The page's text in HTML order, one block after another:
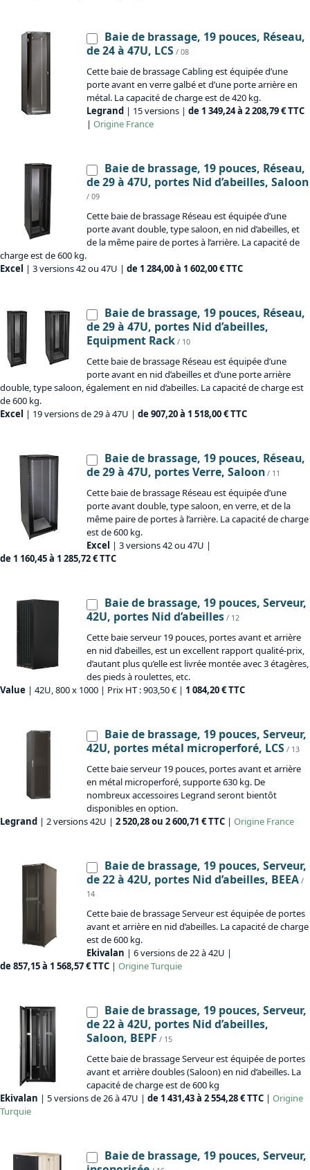
Baie de brassage, 19 pouces, Réseau,
de 24 à 47U, LCS / 08
Cette baie de brassage Cabling est équipée d’une
porte avant en verre galbé et d’une porte arrière en
métal. La capacité de charge est de 420 kg.
Legrand | 15 versions | de 1 349,24 à 2 208,79 € TTC
| Origine France
Baie de brassage, 19 pouces, Réseau,
de 29 à 47U, portes Nid d’abeilles, Saloon
/ 09
Cette baie de brassage Réseau est équipée d’une
porte avant double, type saloon, en nid d’abeilles, et
de la même paire de portes à l’arrière. La capacité de
charge est de 600 kg.
Excel
| 3 versions 42 ou 47U | de 1 284,00 à 1 602,00 € TTC
Baie de brassage, 19 pouces, Réseau,
de 29 à 47U, portes Nid d’abeilles,
Equipment Rack / 10
Cette baie de brassage Réseau est équipée d’une
porte avant en nid d’abeilles et d’une porte arrière
double, type saloon, également en nid d’abeilles. La capacité de charge est
de 600 kg.
Excel
| 19 versions de 29 à 47U | de 907,20 à 1 518,00 € TTC
Baie de brassage, 19 pouces, Réseau,
de 29 à 47U, portes Verre, Saloon / 11
Cette baie de brassage Réseau est équipée d’une
porte avant double, type saloon, en verre, et de la
même paire de portes à l’arrière. La capacité de charge
est de 600 kg.
Excel
| 3 versions 42 ou 47U |
de 1 160,45 à 1 285,72 € TTC
Baie de brassage, 19 pouces, Serveur,
42U, portes Nid d’abeilles / 12
Cette baie serveur 19 pouces, portes avant et arrière
en nid d’abeilles, est un excellent rapport qualité-prix,
d’autant plus qu’elle est livrée montée avec 3 étagères,
des pieds à roulettes, etc.
Value | 42U, 800 x 1000 | Prix HT : 903,50 € | 1 084,20 € TTC
Baie de brassage, 19 pouces, Serveur,
42U, portes métal microperforé, LCS / 13
Cette baie serveur 19 pouces, portes avant et arrière
en métal microperforé, supporte 630 kg. De
nombreux accessoires Legrand seront bientôt
disponibles en option.
Legrand | 2 versions 42U | 2 520,28 ou 2 600,71 € TTC | Origine France
Baie de brassage, 19 pouces, Serveur,
de 22 à 42U, portes Nid d’abeilles, BEEA /
14
Cette baie de brassage Serveur est équipée de portes
avant et arrière en nid d’abeilles. La capacité de charge
est de 600 kg.
Ekivalan | 6 versions de 22 à 42U |
de 857,15 à 1 568,57 € TTC | OrigineTurquie
Baie de brassage, 19 pouces, Serveur,
de 22 à 42U, portes Nid d’abeilles,
Saloon, BEPF / 15
Cette baie de brassage Serveur est équipée de portes
avant et arrière doubles (Saloon) en nid d’abeilles. La
capacité de charge est de 600 kg
Ekivalan | 5 versions de 26 à 47U | de 1 431,43 à 2 554,28 € TTC | Origine
Turquie
Baie de brassage, 19 pouces, Serveur,